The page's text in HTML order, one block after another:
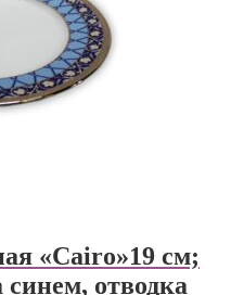
«Cairo»19 см;
синем, отводка